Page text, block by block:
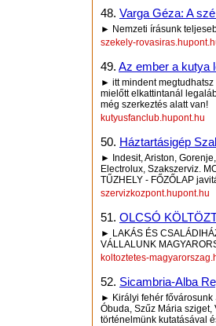
48. Varga Géza: A
► Nemzeti írásunk
szekely-
49. Az ember a kutya
► itt mindent
mielőtt elkattintanál
még szerkeztés alatt van!
kutyusfanclub.hupont.hu
50. Háztartásigép
► Indesit, Ariston,
Electrolux, Szakszerviz.
TŰZHELY - FŐZŐLAP
szervizkozpont.hupont.hu
51. OLCSÓ
► LAKÁS ÉS
VÁLLALUNK
koltoztetes-
52. Sicambria-Alba
► Királyi fehér fővárosunk
Óbuda, Szűz Mária
történelmünk kutatásával